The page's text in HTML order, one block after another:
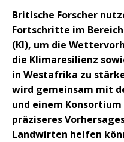
Britische Forscher
Fortschritte im
(KI), um die
die Klimaresilienz
in Westafrika zu
wird gemeinsam mit
und einem
präziseres
Landwirten helfen